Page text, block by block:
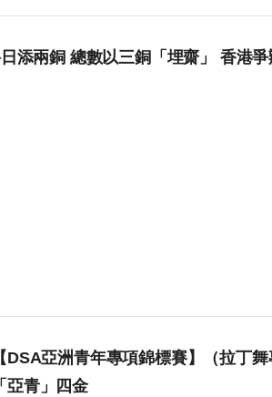
添兩銅 總數以三銅「埋齋」 香港
DSA亞洲青年專項錦標賽】（拉丁
亞青」四金